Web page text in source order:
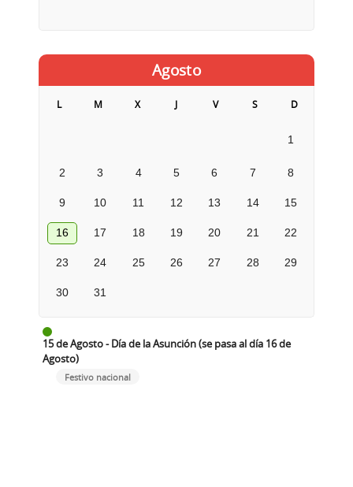
Agosto
L M X J V S D
1
2 3 4 5 6 7 8
9 10 11 12 13 14 15
16 17 18 19 20 21 22
23 24 25 26 27 28 29
30 31
15 de Agosto - Día de la Asunción (se pasa al día 16 de
Agosto)
Festivo nacional